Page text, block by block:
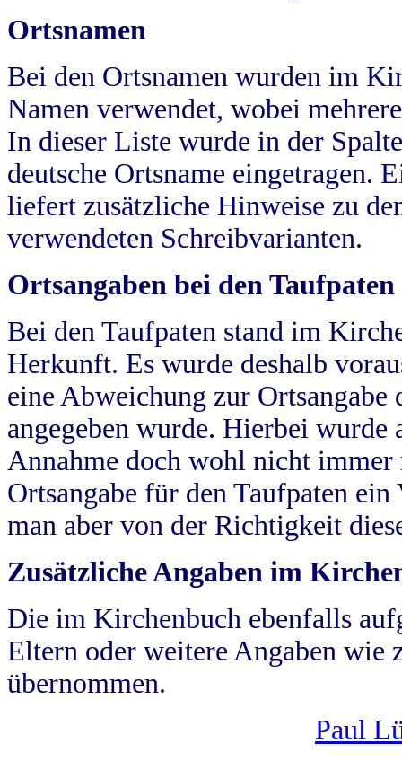
Ortsnamen
Bei den Ortsnamen wurden im
Namen verwendet, wobei
In dieser Liste wurde in der
deutsche Ortsname eingetragen.
liefert zusätzliche Hinweise zu
verwendeten Schreibvarianten.
Ortsangaben bei den Taufpaten
Bei den Taufpaten stand im
Herkunft. Es wurde deshalb
eine Abweichung zur
angegeben wurde. Hierbei wurde
Annahme doch wohl nicht
Ortsangabe für den Taufpaten
man aber von der Richtigkeit
Zusätzliche Angaben im
Die im Kirchenbuch ebenfalls
Eltern oder weitere Angaben wie
übernommen.
Paul